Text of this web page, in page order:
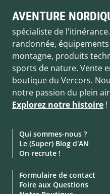
AVENTURE
spécialiste de
randonnée,
montagne, produits
sports de nature. Vente
boutique du Vercors.
notre passion du plein
Explorez notre histoire !
Qui sommes-nous ?
Le (Super) Blog d'AN
On recrute !
Formulaire de contact
Foire aux Questions